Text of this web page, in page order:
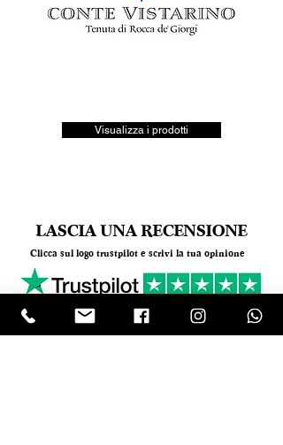
Visualizza i prodotti
LASCIA UNA RECENSIONE
Clicca sul logo trustpilot e scrivi la tua opinione
Tel.+390818501178 info@garumpompei.it